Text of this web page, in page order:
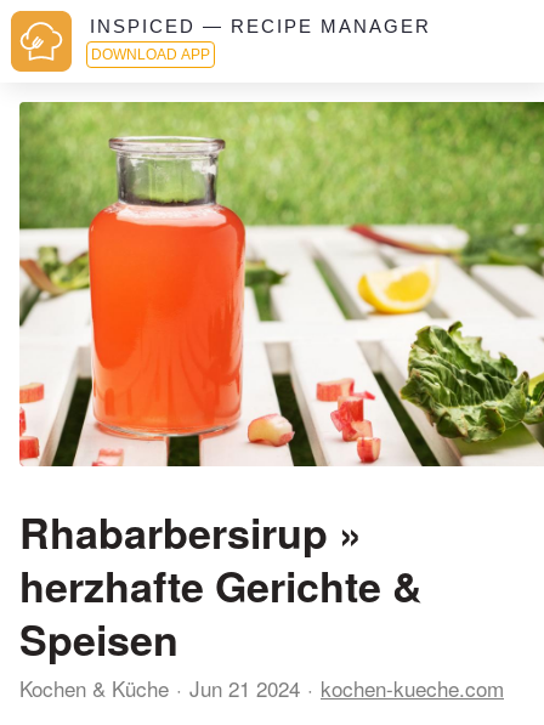
INSPICED — RECIPE MANAGER
DOWNLOAD APP
Rhabarbersirup »
herzhafte Gerichte &
Speisen
Kochen & Küche Jun 21 2024 kochen-kueche.com